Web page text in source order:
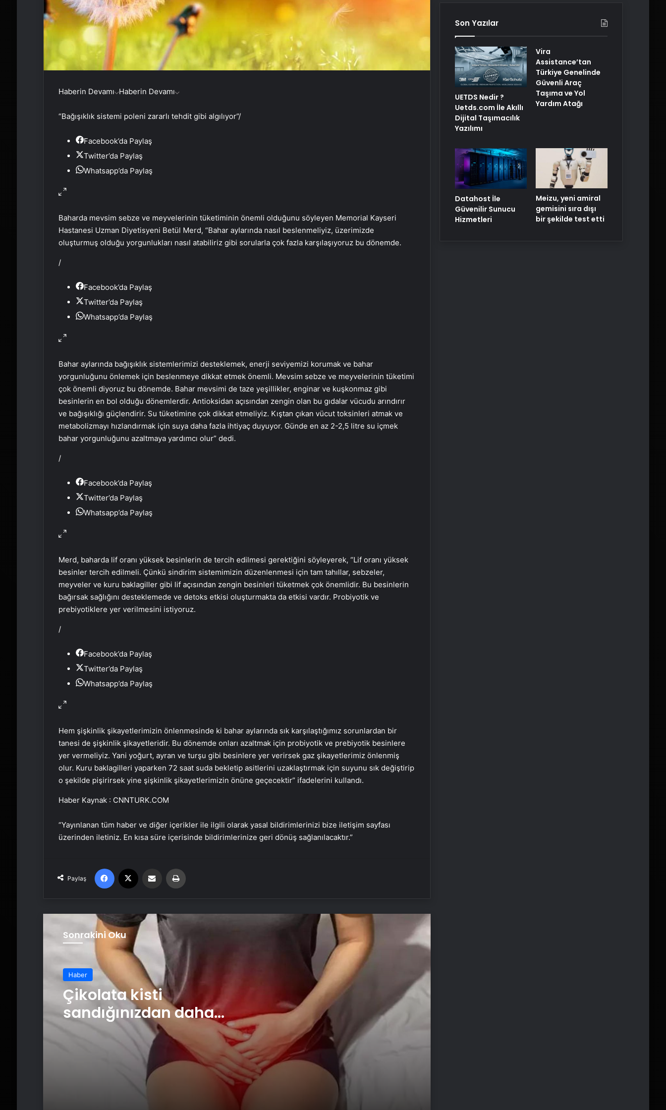
Haberin Devamı Haberin Devamı
“Bağışıklık sistemi poleni zararlı tehdit gibi algılıyor”/
Facebook’da Paylaş
Twitter’da Paylaş
Whatsapp’da Paylaş
Baharda mevsim sebze ve meyvelerinin tüketiminin önemli olduğunu söyleyen Memorial Kayseri
Hastanesi Uzman Diyetisyeni Betül Merd, “Bahar aylarında nasıl beslenmeliyiz, üzerimizde
oluşturmuş olduğu yorgunlukları nasıl atabiliriz gibi sorularla çok fazla karşılaşıyoruz bu dönemde.
/
Facebook’da Paylaş
Twitter’da Paylaş
Whatsapp’da Paylaş
Bahar aylarında bağışıklık sistemlerimizi desteklemek, enerji seviyemizi korumak ve bahar
yorgunluğunu önlemek için beslenmeye dikkat etmek önemli. Mevsim sebze ve meyvelerinin tüketimi
çok önemli diyoruz bu dönemde. Bahar mevsimi de taze yeşillikler, enginar ve kuşkonmaz gibi
besinlerin en bol olduğu dönemlerdir. Antioksidan açısından zengin olan bu gıdalar vücudu arındırır
ve bağışıklığı güçlendirir. Su tüketimine çok dikkat etmeliyiz. Kıştan çıkan vücut toksinleri atmak ve
metabolizmayı hızlandırmak için suya daha fazla ihtiyaç duyuyor. Günde en az 2-2,5 litre su içmek
bahar yorgunluğunu azaltmaya yardımcı olur” dedi.
/
Facebook’da Paylaş
Twitter’da Paylaş
Whatsapp’da Paylaş
Merd, baharda lif oranı yüksek besinlerin de tercih edilmesi gerektiğini söyleyerek, “Lif oranı yüksek
besinler tercih edilmeli. Çünkü sindirim sistemimizin düzenlenmesi için tam tahıllar, sebzeler,
meyveler ve kuru baklagiller gibi lif açısından zengin besinleri tüketmek çok önemlidir. Bu besinlerin
bağırsak sağlığını desteklemede ve detoks etkisi oluşturmakta da etkisi vardır. Probiyotik ve
prebiyotiklere yer verilmesini istiyoruz.
/
Facebook’da Paylaş
Twitter’da Paylaş
Whatsapp’da Paylaş
Hem şişkinlik şikayetlerimizin önlenmesinde ki bahar aylarında sık karşılaştığımız sorunlardan bir
tanesi de şişkinlik şikayetleridir. Bu dönemde onları azaltmak için probiyotik ve prebiyotik besinlere
yer vermeliyiz. Yani yoğurt, ayran ve turşu gibi besinlere yer verirsek gaz şikayetlerimiz önlenmiş
olur. Kuru baklagilleri yaparken 72 saat suda bekletip asitlerini uzaklaştırmak için suyunu sık değiştirip
o şekilde pişirirsek yine şişkinlik şikayetlerimizin önüne geçecektir” ifadelerini kullandı.
Haber Kaynak : CNNTURK.COM
“Yayınlanan tüm haber ve diğer içerikler ile ilgili olarak yasal bildirimlerinizi bize iletişim sayfası
üzerinden iletiniz. En kısa süre içerisinde bildirimlerinize geri dönüş sağlanılacaktır.”
Paylaş
Facebook Email'den paylaş
Sonrakini Oku
Haber
Çikolata kisti
sandığınızdan daha
tehlikeli!
tehlikeli!
belirtilere dikkat! BU KANSER SİNSİCE
İLERLİYOR
Her 2 kadından 1’inin ortak sorunu:
İdrar kaçırma
Bu alışkanlıklar beyninizi sessizce yok
ediyor!
Ağız gargarası kullananlar dikkat!
Doğu Karadeniz’de kene alarmı! İlk
vaka görüldü… “Kurban Bayramı
dönemine çok dikkat etmek
Son Yazılar
UETDS Nedir ?
Uetds.com İle Akıllı
Dijital Taşımacılık
Yazılımı
Vira
Assistance’tan
Türkiye Genelinde
Güvenli Araç
Taşıma ve Yol
Yardım Atağı
Datahost İle
Güvenilir Sunucu
Hizmetleri
Meizu, yeni amiral
gemisini sıra dışı
bir şekilde test etti